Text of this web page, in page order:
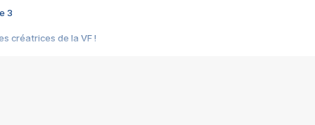
3
créatrices de la VF !